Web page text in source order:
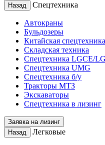
Назад
Спецтехника
Автокраны
Бульдозеры
Китайская спецтехника
Складская техника
Спецтехника LGCE/
Спецтехника UMG
Спецтехника б/у
Тракторы МТЗ
Экскаваторы
Спецтехника в лизинг
Заявка на лизинг
Назад
Легковые